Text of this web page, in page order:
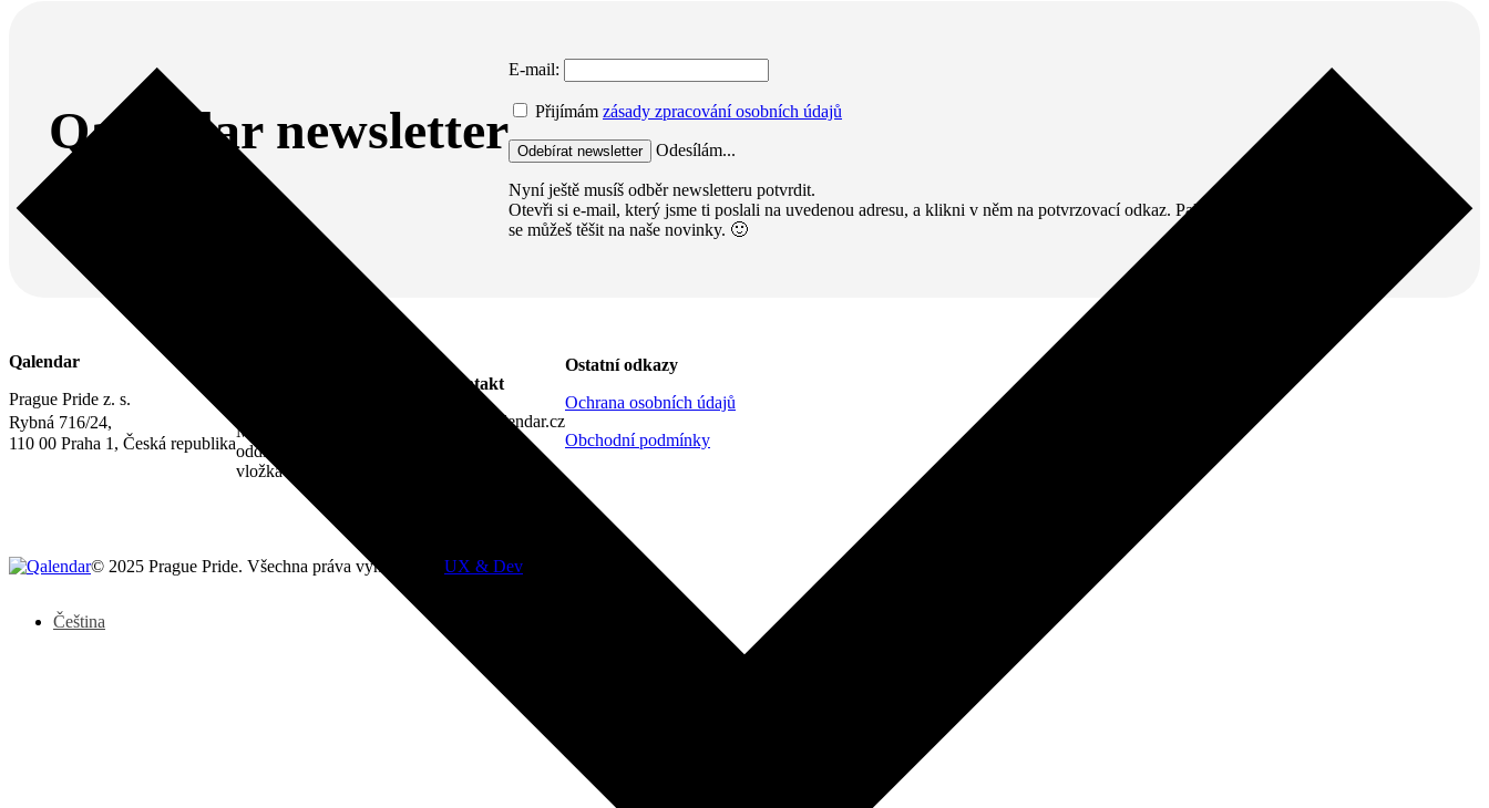
Qalendar newsletter
E-mail:
Přijímám zásady zpracování osobních údajů
Odesílám...
Nyní ještě musíš odběr newsletteru potvrdit.
Otevři si e-mail, který jsme ti poslali na uvedenou adresu, a klikni v něm na potvrzovací odkaz. Pak
se můžeš těšit na naše novinky. 🙂
Qalendar
Prague Pride z. s.
Rybná 716/24,
110 00 Praha 1, Česká republika
Městský soud v Praze,
oddíl L,
vložka 22311
Kontakt
info@qalendar.cz
Ostatní odkazy
Ochrana osobních údajů
Obchodní podmínky
© 2025 Prague Pride. Všechna práva vyhrazena. | UX & Dev
Čeština